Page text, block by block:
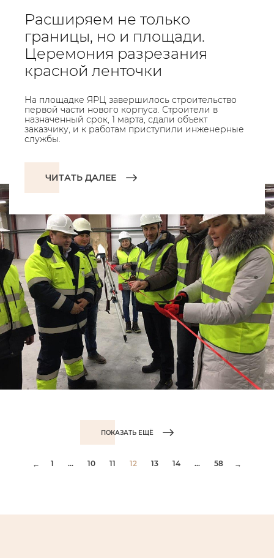
Расширяем не только
границы, но и площади.
Церемония разрезания
красной ленточки
На площадке ЯРЦ завершилось строительство
первой части нового корпуса. Строители в
назначенный срок, 1 марта, сдали объект
заказчику, и к работам приступили инженерные
службы.
ЧИТАТЬ ДАЛЕЕ
ПОКАЗАТЬ ЕЩЁ
← 1 ... 10 11 12 13 14 ... 58 →